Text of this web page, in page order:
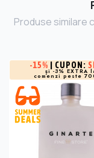
Produse similare
-15% | CUPON:
și -3% EXTRA
comenzi peste